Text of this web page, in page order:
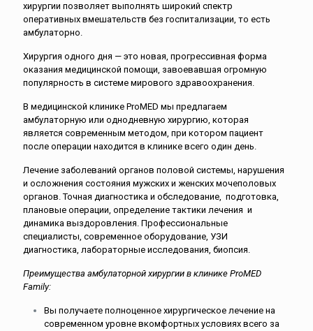
хирургии позволяет выполнять широкий спектр
оперативных вмешательств без госпитализации, то есть
амбулаторно.
Хирургия одного дня — это новая, прогрессивная форма
оказания медицинской помощи, завоевавшая огромную
популярность в системе мирового здравоохранения.
В медицинской клинике ProMED мы предлагаем
амбулаторную или однодневную хирургию, которая
является современным методом, при котором пациент
после операции находится в клинике всего один день.
Лечение заболеваний органов половой системы, нарушения
и осложнения состояния мужских и женских мочеполовых
органов. Точная диагностика и обследование, подготовка,
плановые операции, определение тактики лечения и
динамика выздоровления. Профессиональные
специалисты, современное оборудование, УЗИ
диагностика, лабораторные исследования, биопсия.
Преимущества амбулаторной хирургии в клинике ProMED
Family:
Вы получаете полноценное хирургическое лечение на
современном уровне вкомфортных условиях всего за